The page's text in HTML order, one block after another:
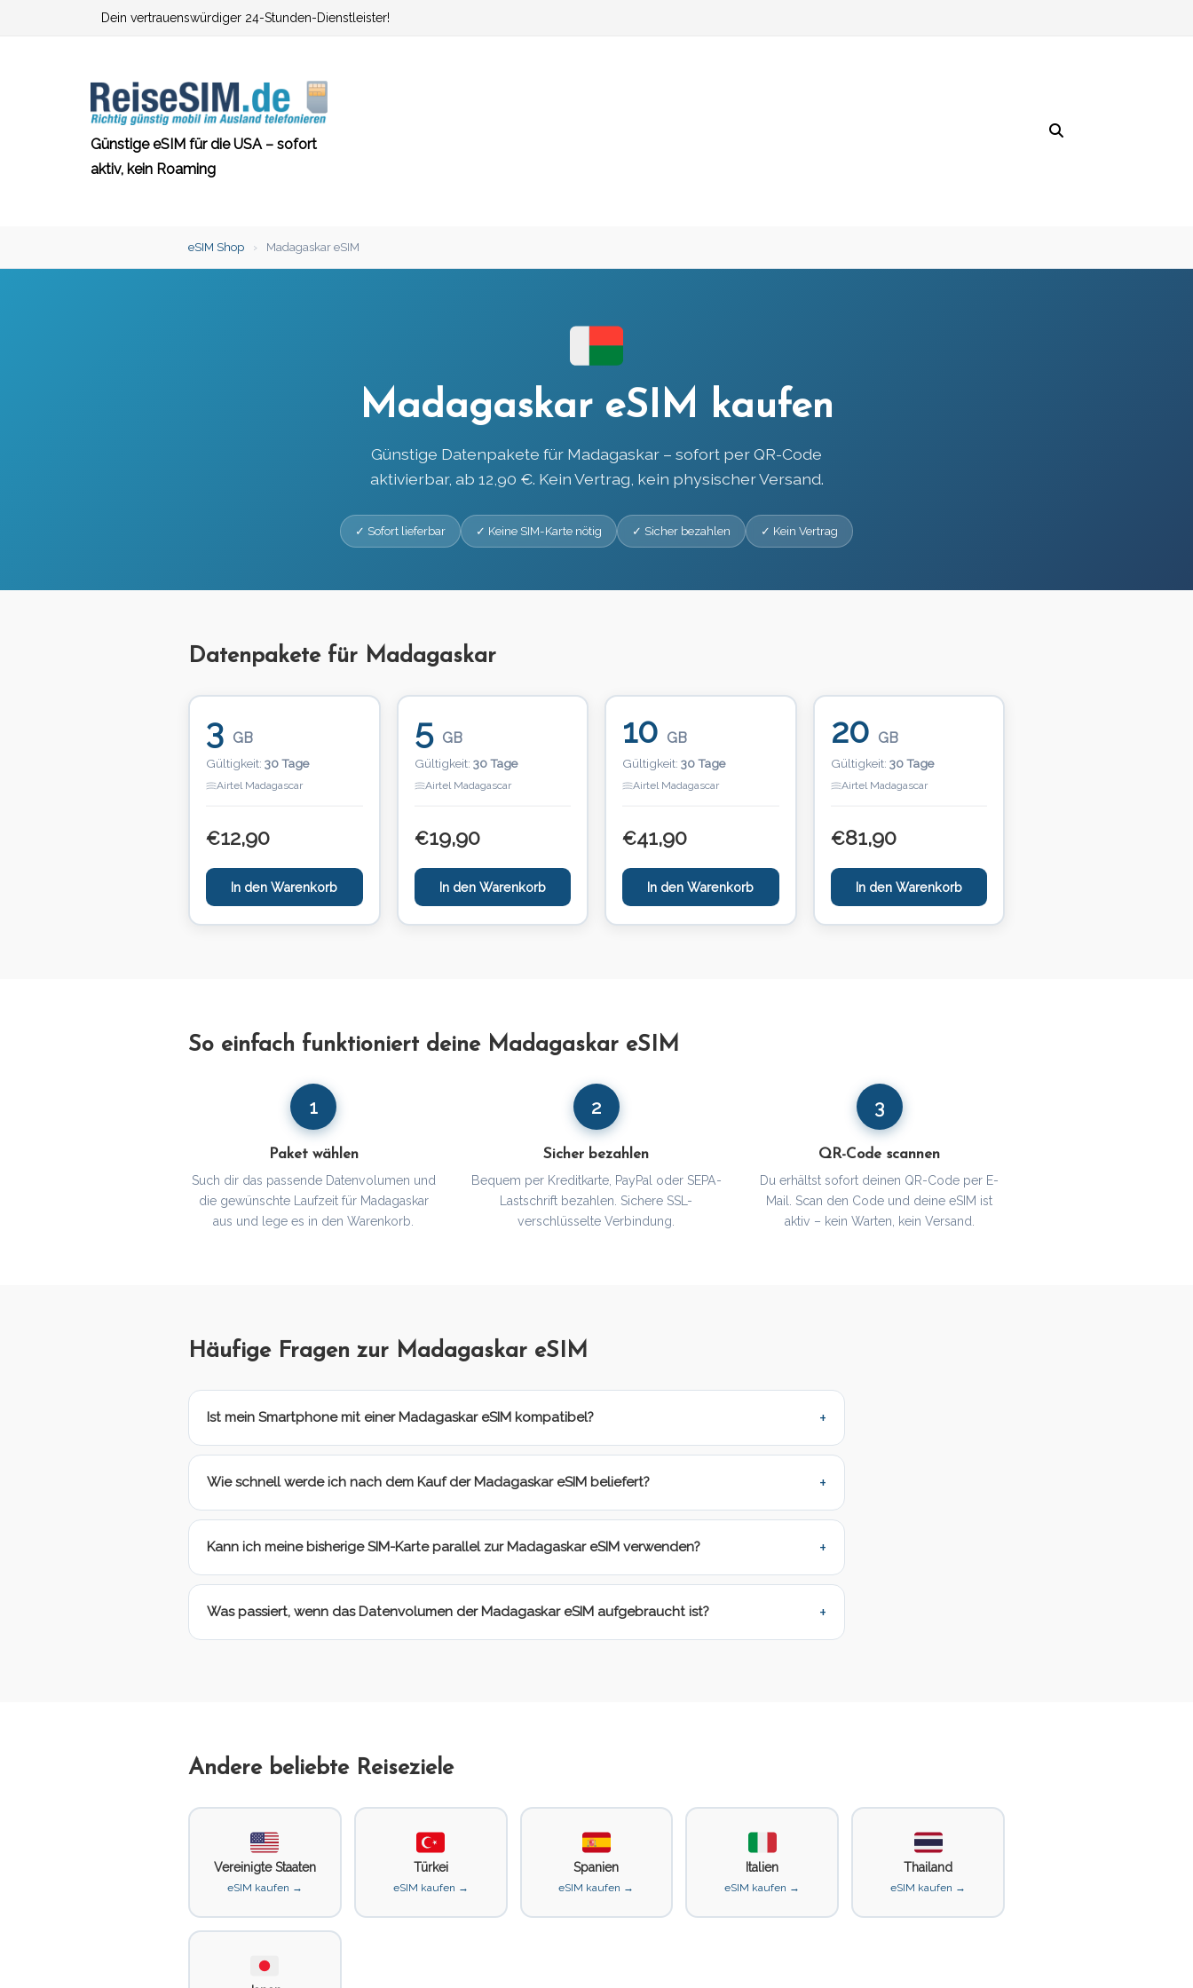
Dein vertrauenswürdiger 24-Stunden-Dienstleister!
Günstige eSIM für die USA – sofort
aktiv, kein Roaming
eSIM Shop › Madagaskar eSIM
Madagaskar eSIM kaufen
Günstige Datenpakete für Madagaskar – sofort per QR-Code
aktivierbar, ab 12,90 €. Kein Vertrag, kein physischer Versand.
✓ Sofort lieferbar ✓ Keine SIM-Karte nötig ✓ Sicher bezahlen ✓ Kein Vertrag
Datenpakete für Madagaskar
3 GB
Gültigkeit: 30 Tage
Airtel Madagascar
€12,90
In den Warenkorb
5 GB
Gültigkeit: 30 Tage
Airtel Madagascar
€19,90
In den Warenkorb
10 GB
Gültigkeit: 30 Tage
Airtel Madagascar
€41,90
In den Warenkorb
20 GB
Gültigkeit: 30 Tage
Airtel Madagascar
€81,90
In den Warenkorb
So einfach funktioniert deine Madagaskar eSIM
1
Paket wählen
Such dir das passende Datenvolumen und
die gewünschte Laufzeit für Madagaskar
aus und lege es in den Warenkorb.
2
Sicher bezahlen
Bequem per Kreditkarte, PayPal oder SEPA-
Lastschrift bezahlen. Sichere SSL-
verschlüsselte Verbindung.
3
QR-Code scannen
Du erhältst sofort deinen QR-Code per E-
Mail. Scan den Code und deine eSIM ist
aktiv – kein Warten, kein Versand.
Häufige Fragen zur Madagaskar eSIM
Ist mein Smartphone mit einer Madagaskar eSIM kompatibel?
Wie schnell werde ich nach dem Kauf der Madagaskar eSIM beliefert?
Kann ich meine bisherige SIM-Karte parallel zur Madagaskar eSIM verwenden?
Was passiert, wenn das Datenvolumen der Madagaskar eSIM aufgebraucht ist?
Andere beliebte Reiseziele
Vereinigte Staaten
eSIM kaufen →
Türkei
eSIM kaufen →
Spanien
eSIM kaufen →
Italien
eSIM kaufen →
Thailand
eSIM kaufen →